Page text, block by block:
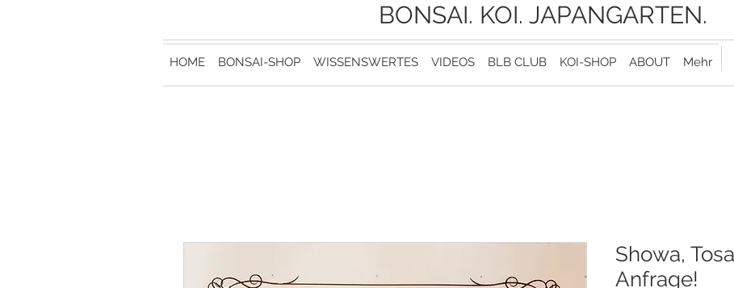
BONSAI. KOI. JAPANGARTEN.
HOME BONSAI-SHOP WISSENSWERTES VIDEOS BLB CLUB KOI-SHOP ABOUT Mehr
Showa,
Anfrage!